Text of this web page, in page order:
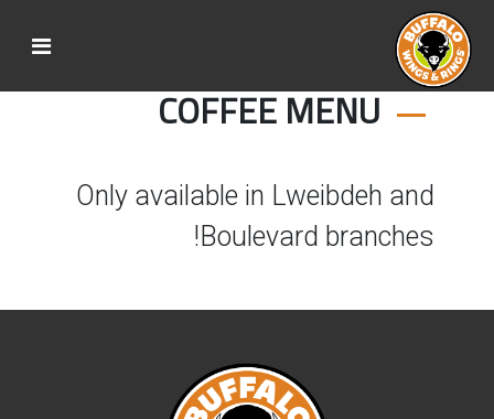
COFFEE MENU
Only available in Lweibdeh and
Boulevard branches!